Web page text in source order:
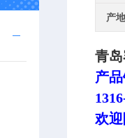
产
青岛
产
欢